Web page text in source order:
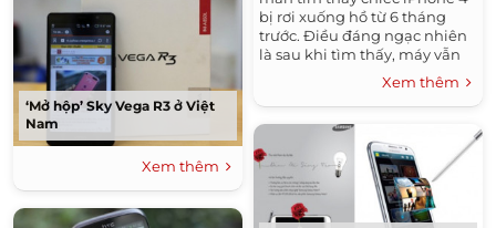
‘Mở hộp’ Sky Vega R3 ở Việt
Nam
Xem thêm
bị rơi xuống hồ từ 6 tháng
trước. Điều đáng ngạc nhiên
là sau khi tìm thấy, máy vẫn
Xem thêm